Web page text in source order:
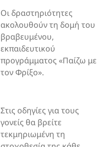
Οι δραστηριότητες
ακολουθούν τη δομή του
βραβευμένου,
εκπαιδευτικού
προγράμματος «Παίζω με
τον Φρίξο».
Στις οδηγίες για τους
γονείς θα βρείτε
τεκμηριωμένη τη